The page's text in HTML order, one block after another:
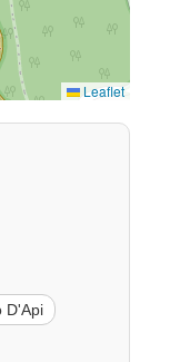
Leaflet
D'Api